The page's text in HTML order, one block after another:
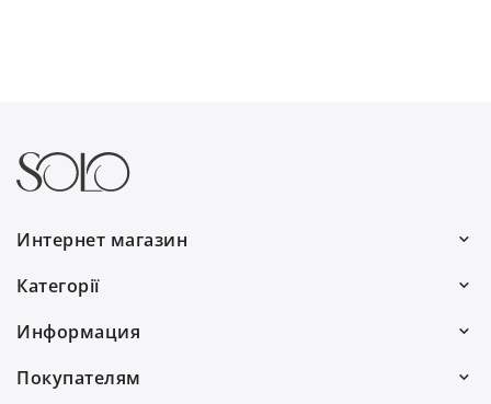
Интернет магазин
с 9:00 до 19:00
0(800) 30 7778
(097) 055 58 88
Категорії
Подарки
Информация
Покупателям